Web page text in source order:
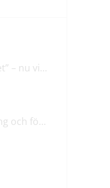
En tredjedel använder ”fritidskortet” – nu vill regeringen utveckla det
M & SD hycklar om tvångsblandning och förvärrar segregationen